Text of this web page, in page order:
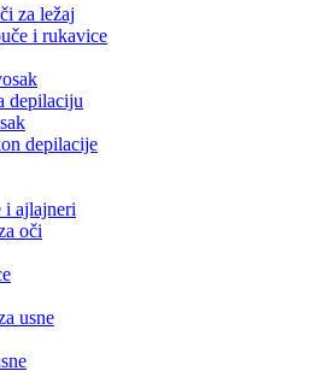
za ležaj
i rukavice
depilaciju
depilacije
i ajlajneri
oči
usne